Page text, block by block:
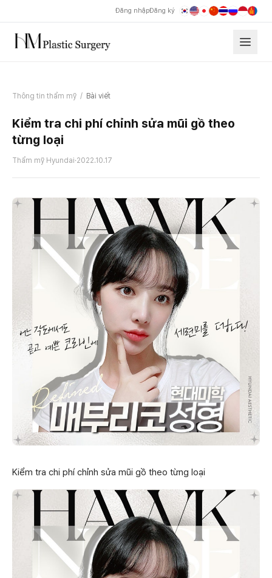
Đăng nhậpĐăng ký
Thông tin thẩm mỹ / Bài viết
Kiểm tra chi phí chỉnh sửa mũi gồ theo
từng loại
Thẩm mỹ Hyundai·2022.10.17
Kiểm tra chi phí chỉnh sửa mũi gồ theo từng loại